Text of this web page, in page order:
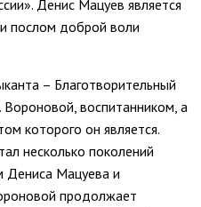
Денис Мацуев является
послом доброй воли
– Благотворительный
воспитанником, а
которого он является.
несколько поколений
Дениса Мацуева и
продолжает